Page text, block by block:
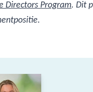
Directors Program. Dit